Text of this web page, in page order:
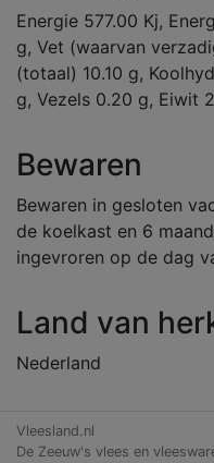
Energie 577.00 Kj,
g, Vet (waarvan
(totaal) 10.10 g,
g, Vezels 0.20 g, Eiwit
Bewaren
Bewaren in gesloten
de koelkast en 6
ingevroren op de dag
Land van
Nederland
Vleesland.nl
De Zeeuw's vlees en